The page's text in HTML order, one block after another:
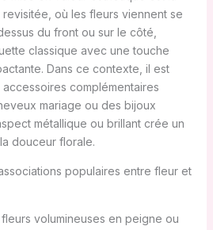
où les fleurs viennent se
du front ou sur le côté,
classique avec une touche
Dans ce contexte, il est
complémentaires
mariage ou des bijoux
métallique ou brillant crée un
douceur florale.
populaires entre fleur et
volumineuses en peigne ou